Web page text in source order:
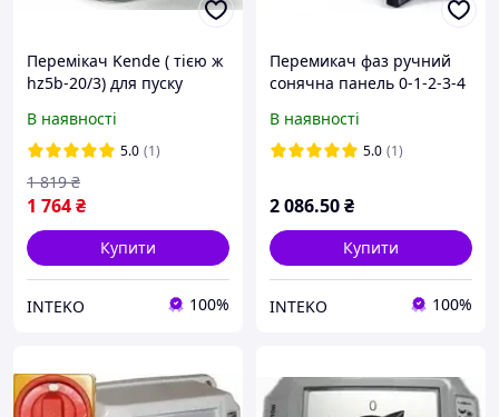
Перемікач Kende ( тією ж
hz5b-20/3) для пуску
Spamel szl9-32/3, 25А
В наявності
5.0 (1)
1 764₴
1 819 ₴
Купити
INTEKO 100%
Перемикач фаз ручний
сонячна панель 0-1-2-3-4
Інвертор 63A
В наявності
5.0 (1)
2 086.50₴
Купити
INTEKO 100%